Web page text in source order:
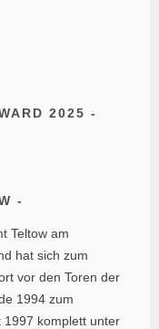
2025
Teltow am
hat sich zum
vor den Toren der
1994 zum
1997 komplett unter